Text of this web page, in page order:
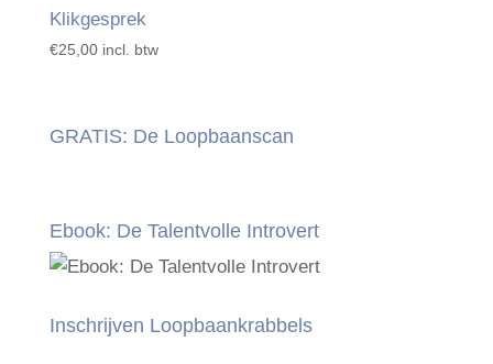
Klikgesprek
€25,00 incl. btw
GRATIS: De Loopbaanscan
Ebook: De Talentvolle Introvert
Inschrijven Loopbaankrabbels